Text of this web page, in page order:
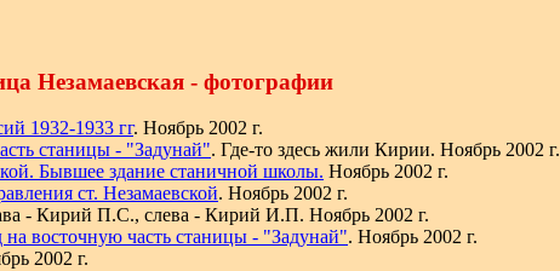
Незамаевская - фотографии
1932-1933 гг. Ноябрь 2002 г.
станицы - "Задунай". Где-то здесь жили Кирии. Ноябрь 2002 г.
Бывшее здание станичной школы. Ноябрь 2002 г.
ст. Незамаевской. Ноябрь 2002 г.
- Кирий П.С., слева - Кирий И.П. Ноябрь 2002 г.
восточную часть станицы - "Задунай". Ноябрь 2002 г.
2002 г.